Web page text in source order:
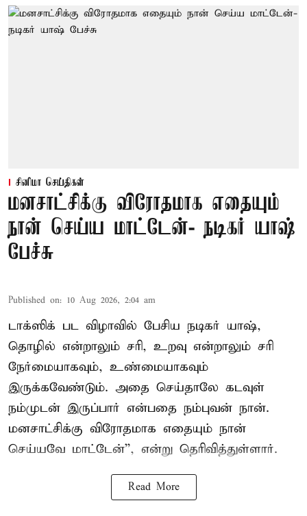
சினிமா செய்திகள்
மனசாட்சிக்கு விரோதமாக எதையும்
நான் செய்ய மாட்டேன்- நடிகர் யாஷ்
பேச்சு
Published on: 10 Aug 2026, 2:04 am
டாக்ஸிக் பட விழாவில் பேசிய நடிகர் யாஷ்,
தொழில் என்றாலும் சரி, உறவு என்றாலும் சரி
நேர்மையாகவும், உண்மையாகவும்
இருக்கவேண்டும். அதை செய்தாலே கடவுள்
நம்முடன் இருப்பார் என்பதை நம்புவன் நான்.
மனசாட்சிக்கு விரோதமாக எதையும் நான்
செய்யவே மாட்டேன்'', என்று தெரிவித்துள்ளார்.
Read More